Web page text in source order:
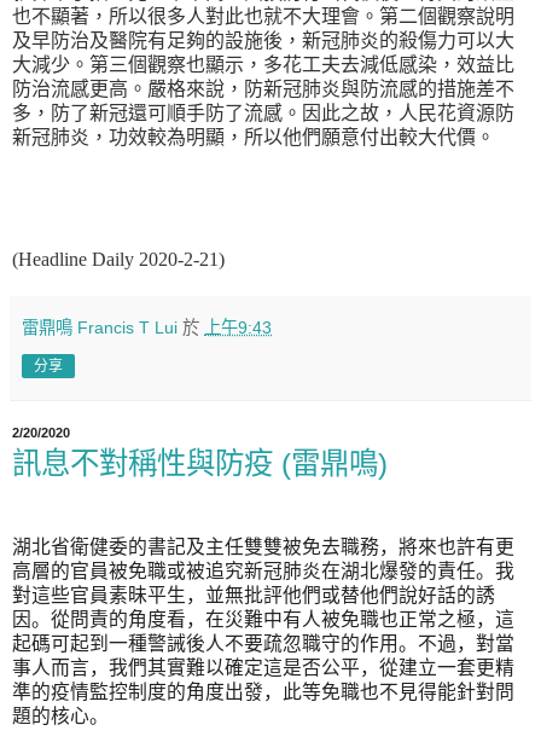
也不顯著，所以很多人對此也就不大理會。第二個觀察說明
及早防治及醫院有足夠的設施後，新冠肺炎的殺傷力可以大
大減少。第三個觀察也顯示，多花工夫去減低感染，效益比
防治流感更高。嚴格來說，防新冠肺炎與防流感的措施差不
多，防了新冠還可順手防了流感。因此之故，人民花資源防
新冠肺炎，功效較為明顯，所以他們願意付出較大代價 。
(Headline Daily 2020-2-21)
雷鼎鳴 Francis T Lui 於 上午9:43
分享
2/20/2020
訊息不對稱性與防疫 (雷鼎鳴)
湖北省衛健委的書記及主任雙雙被免去職務，將來也許有更
高層的官員被免職或被追究新冠肺炎在湖北爆發的責任。我
對這些官員素昧平生，並無批評他們或替他們說好話的誘
因。從問責的角度看，在災難中有人被免職也正常之極，這
起碼可起到一種警誡後人不要疏忽職守的作用。不過，對當
事人而言，我們其實難以確定這是否公平，從建立一套更精
準的疫情監控制度的角度出發，此等免職也不見得能針對問
題的核心。